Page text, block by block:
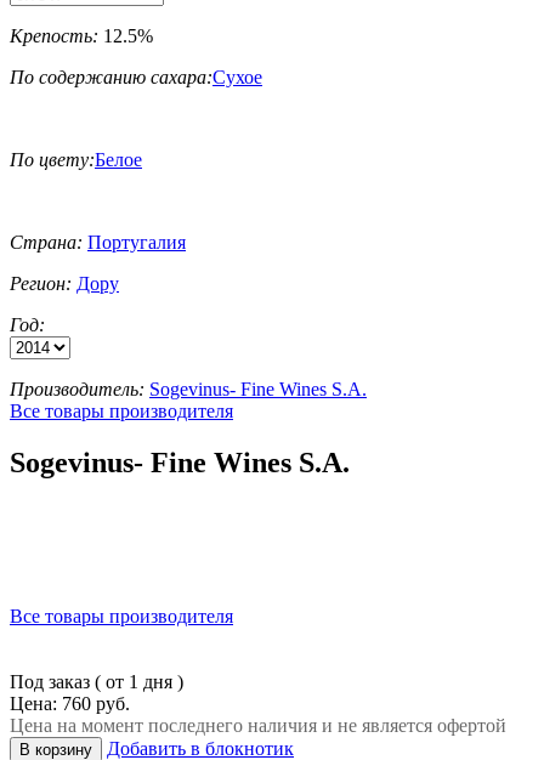
Крепость: 12.5%
По содержанию сахара:Сухое
По цвету:Белое
Страна: Португалия
Регион: Дору
Год:
Производитель: Sogevinus- Fine Wines S.A.
Все товары производителя
Sogevinus- Fine Wines S.A.
Все товары производителя
Под заказ ( от 1 дня )
Цена: 760 руб.
Цена на момент последнего наличия и не является офертой
В корзину
Добавить в блокнотик